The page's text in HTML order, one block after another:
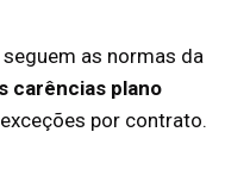
as normas da
carências plano
por contrato.